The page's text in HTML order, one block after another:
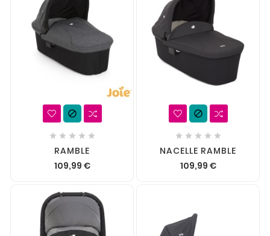

    
RAMBLE
109,99 €

    
NACELLE RAMBLE
109,99 €